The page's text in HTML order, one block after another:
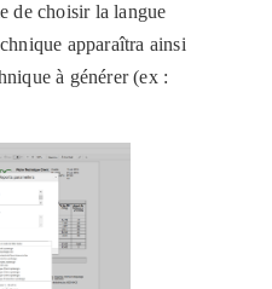
de choisir la langue
apparaîtra ainsi
à générer (ex :